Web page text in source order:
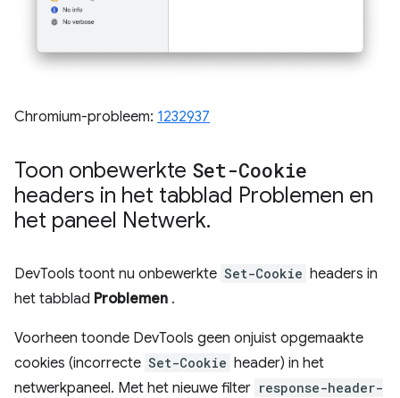
Chromium-probleem: 1232937
Toon onbewerkte Set-Cookie
headers in het tabblad Problemen en
het paneel Netwerk.
DevTools toont nu onbewerkte Set-Cookie headers in
het tabblad Problemen .
Voorheen toonde DevTools geen onjuist opgemaakte
cookies (incorrecte Set-Cookie header) in het
netwerkpaneel. Met het nieuwe filter response-header-